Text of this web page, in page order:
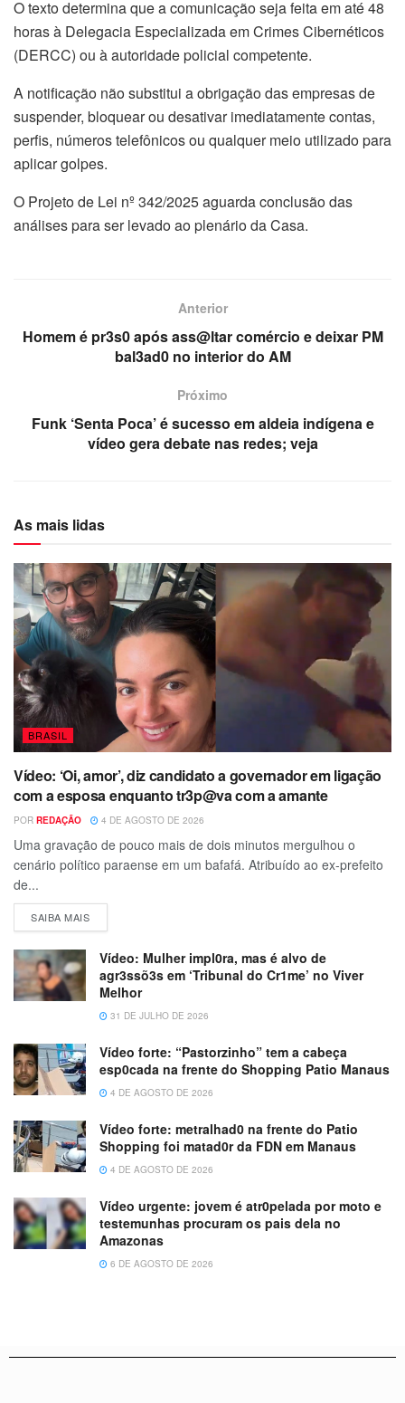
O texto determina que a comunicação seja feita em até 48
horas à Delegacia Especializada em Crimes Cibernéticos
(DERCC) ou à autoridade policial competente.
A notificação não substitui a obrigação das empresas de
suspender, bloquear ou desativar imediatamente contas,
perfis, números telefônicos ou qualquer meio utilizado para
aplicar golpes.
O Projeto de Lei nº 342/2025 aguarda conclusão das
análises para ser levado ao plenário da Casa.
Anterior
Homem é pr3s0 após ass@ltar comércio e deixar PM
bal3ad0 no interior do AM
Próximo
Funk ‘Senta Poca’ é sucesso em aldeia indígena e
vídeo gera debate nas redes; veja
As mais lidas
BRASIL
Vídeo: ‘Oi, amor’, diz candidato a governador em ligação
com a esposa enquanto tr3p@va com a amante
POR REDAÇÃO 4 DE AGOSTO DE 2026
Uma gravação de pouco mais de dois minutos mergulhou o
cenário político paraense em um bafafá. Atribuído ao ex-prefeito
de...
SAIBA MAIS
Vídeo: Mulher impl0ra, mas é alvo de
agr3ssõ3s em ‘Tribunal do Cr1me’ no Viver
Melhor
31 DE JULHO DE 2026
Vídeo forte: “Pastorzinho” tem a cabeça
esp0cada na frente do Shopping Patio Manaus
4 DE AGOSTO DE 2026
Vídeo forte: metralhad0 na frente do Patio
Shopping foi matad0r da FDN em Manaus
4 DE AGOSTO DE 2026
Vídeo urgente: jovem é atr0pelada por moto e
testemunhas procuram os pais dela no
Amazonas
6 DE AGOSTO DE 2026